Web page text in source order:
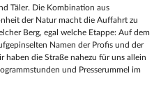
Täler. Die Kombination aus
der Natur macht die Auffahrt zu
Berg, egal welche Etappe: Auf dem
Namen der Profis und der
haben die Straße nahezu für uns allein
und Presserummel im